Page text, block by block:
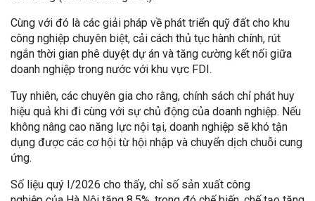
Cùng với đó là các giải pháp về phát triển quỹ đất cho khu
công nghiệp chuyên biệt, cải cách thủ tục hành chính, rút
ngắn thời gian phê duyệt dự án và tăng cường kết nối giữa
doanh nghiệp trong nước với khu vực FDI.
Tuy nhiên, các chuyên gia cho rằng, chính sách chỉ phát huy
hiệu quả khi đi cùng với sự chủ động của doanh nghiệp. Nếu
không nâng cao năng lực nội tại, doanh nghiệp sẽ khó tận
dụng được các cơ hội từ hội nhập và chuyển dịch chuỗi cung
ứng.
Số liệu quý I/2026 cho thấy, chỉ số sản xuất công